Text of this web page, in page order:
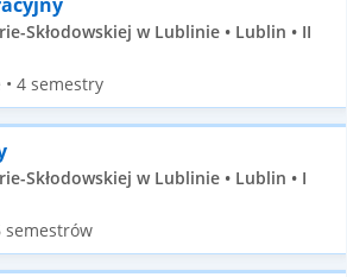
Skłodowskiej w Lublinie • Lublin • II
4 semestry
Skłodowskiej w Lublinie • Lublin • I
semestrów